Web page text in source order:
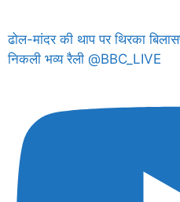
ढोल-मांदर की थाप पर थिरका
निकली भव्य रैली @BBC_LIVE